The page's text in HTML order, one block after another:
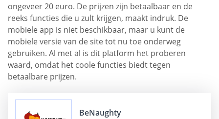
ongeveer 20 euro. De prijzen zijn betaalbaar en de
reeks functies die u zult krijgen, maakt indruk. De
mobiele app is niet beschikbaar, maar u kunt de
mobiele versie van de site tot nu toe onderweg
gebruiken. Al met al is dit platform het proberen
waard, omdat het coole functies biedt tegen
betaalbare prijzen.
BeNaughty